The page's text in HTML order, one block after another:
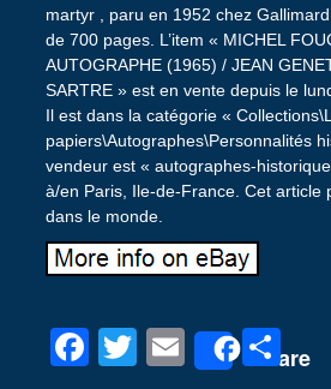
martyr , paru en 1952 chez
de 700 pages. L’item « MICHEL
AUTOGRAPHE (1965) / JEAN
SARTRE » est en vente depuis le
Il est dans la catégorie «
papiers\Autographes\Personnalités
vendeur est « autographes-
à/en Paris, Ile-de-France. Cet article
dans le monde.
F
T
E
Share
P